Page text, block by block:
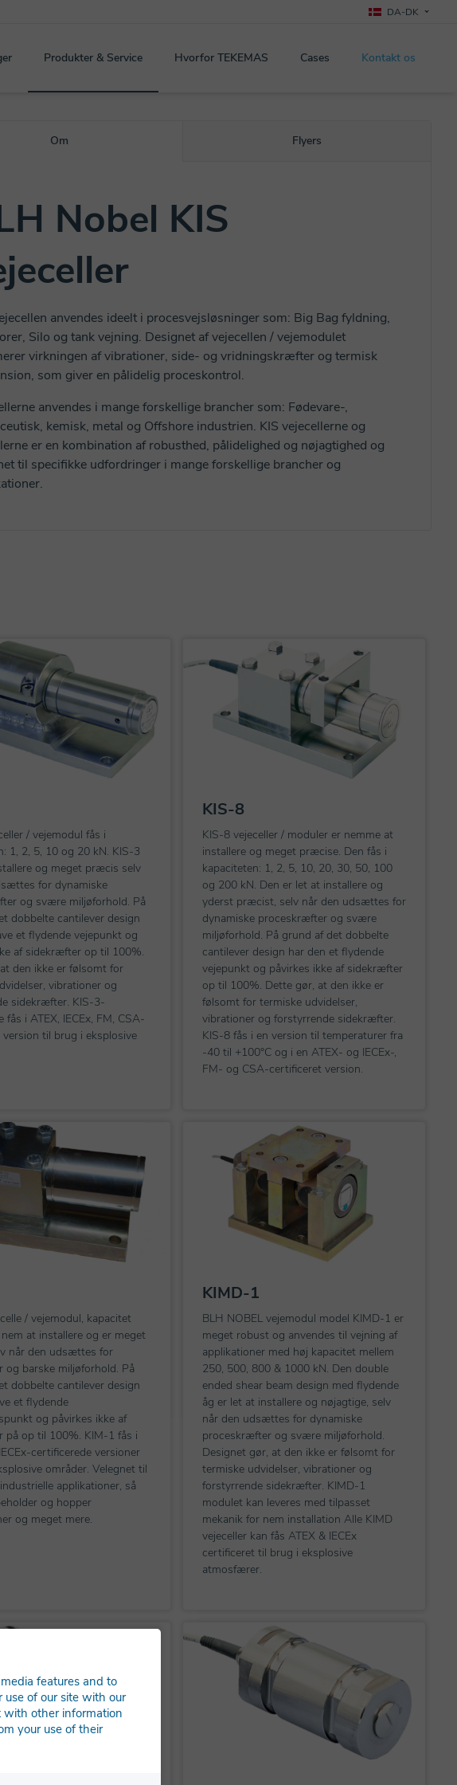
features and to
use of our site with our
with other information
your use of their
DA-DK
Produkter & Service Hvorfor TEKEMAS Cases Kontakt os
Om Flyers
Nobel KIS
anvendes ideelt i procesvejsløsninger som: Big Bag fyldning,
Silo og tank vejning. Designet af vejecellen / vejemodulet
virkningen af vibrationer, side- og vridningskræfter og termisk
som giver en pålidelig proceskontrol.
anvendes i mange forskellige brancher som: Fødevare-,
kemisk, metal og Offshore industrien. KIS vejecellerne og
er en kombination af robusthed, pålidelighed og nøjagtighed og
til specifikke udfordringer i mange forskellige brancher og
/ vejemodul fås i
1, 2, 5, 10 og 20 kN. KIS-3
og meget præcis selv
for dynamiske
og svære miljøforhold. På
dobbelte cantilever design
et flydende vejepunkt og
af sidekræfter op til 100%.
den ikke er følsomt for
vibrationer og
sidekræfter. KIS-3-
fås i ATEX, IECEx, FM, CSA-
til brug i eksplosive
KIS-8
KIS-8 vejeceller / moduler er nemme at
installere og meget præcise. Den fås i
kapaciteten: 1, 2, 5, 10, 20, 30, 50, 100
og 200 kN. Den er let at installere og
yderst præcist, selv når den udsættes for
dynamiske proceskræfter og svære
miljøforhold. På grund af det dobbelte
cantilever design har den et flydende
vejepunkt og påvirkes ikke af sidekræfter
op til 100%. Dette gør, at den ikke er
følsomt for termiske udvidelser,
vibrationer og forstyrrende sidekræfter.
KIS-8 fås i en version til temperaturer fra
-40 til +100°C og i en ATEX- og IECEx-,
FM- og CSA-certificeret version.
/ vejemodul, kapacitet
at installere og er meget
når den udsættes for
og barske miljøforhold. På
dobbelte cantilever design
et flydende
og påvirkes ikke af
på op til 100%. KIM-1 fås i
certificerede versioner
områder. Velegnet til
applikationer, så
og hopper
og meget mere.
KIMD-1
BLH NOBEL vejemodul model KIMD-1 er
meget robust og anvendes til vejning af
applikationer med høj kapacitet mellem
250, 500, 800 & 1000 kN. Den double
ended shear beam design med flydende
åg er let at installere og nøjagtige, selv
når den udsættes for dynamiske
proceskræfter og svære miljøforhold.
Designet gør, at den ikke er følsomt for
termiske udvidelser, vibrationer og
forstyrrende sidekræfter. KIMD-1
modulet kan leveres med tilpasset
mekanik for nem installation Alle KIMD
vejeceller kan fås ATEX & IECEx
certificeret til brug i eksplosive
atmosfærer.